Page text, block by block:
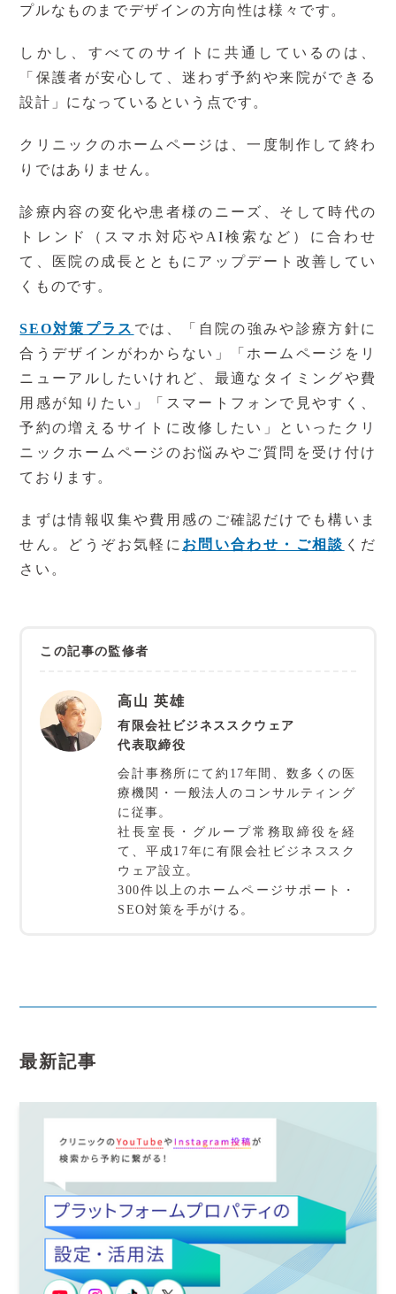
プルなものまでデザインの方向性は様々です。
しかし、すべてのサイトに共通しているのは、
「保護者が安心して、迷わず予約や来院ができる
設計」になっているという点です。
クリニックのホームページは、一度制作して終わ
りではありません。
診療内容の変化や患者様のニーズ、そして時代の
トレンド（スマホ対応や AI検索など）に合わせ
て、医院の成長とともにアップデート改善してい
くものです。
SEO対策プラス では、「自院の強みや診療方針に
合うデザインがわからない」「ホームページをリ
ニューアルしたいけれど、最適なタイミングや費
用感が知りたい」「スマートフォンで見やすく、
予約の増えるサイトに改修したい」といったクリ
ニックホームページのお悩みやご質問を受け付け
ております。
まずは情報収集や費用感のご確認だけでも構いま
せん。どうぞお気軽に お問い合わせ・ご相談 くだ
さい。
この記事の監修者
高山 英雄
有限会社ビジネススクウェア
代表取締役
会計事務所にて約17年間、数多くの医
療機関・一般法人のコンサルティング
に従事。
社長室長・グループ常務取締役を経
て、平成17年に有限会社ビジネススク
ウェア設立。
300件以上のホームページサポート・
SEO対策を手がける。
最新記事